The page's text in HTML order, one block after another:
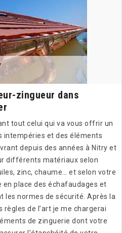
zingueur dans
tout celui qui va vous offrir un
intempéries et des éléments
depuis des années à Nitry et
différents matériaux selon
zinc, chaume… et selon votre
place des échafaudages et
les normes de sécurité. Après la
de l’art je me chargerai
de zinguerie dont votre